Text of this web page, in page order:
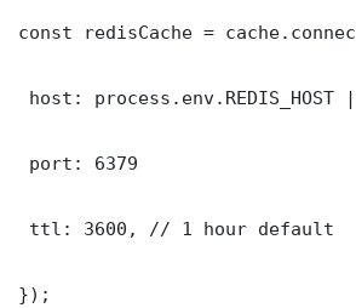
const redisCache =
host:
port: 6379
ttl: 3600, // 1 hour default
});